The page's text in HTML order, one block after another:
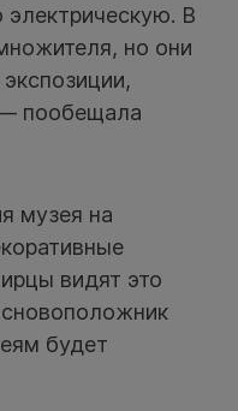
электрическую. В
но они
— пообещала
музея на
видят это
будет